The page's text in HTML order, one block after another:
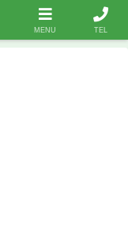
る対応について
MENU TEL